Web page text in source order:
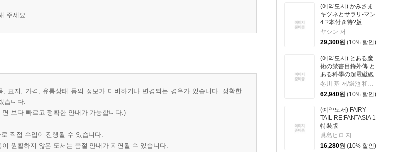
(예약도서) かみさま
キツネとサラリ-マン
4 ?本付き特?版
ヤシン 저
29,300원 (10% 할인)
(예약도서) とある魔
術の禁書目錄外傳 と
ある科學の超電磁砲
21 特裝版
62,940원 (10% 할인)
(예약도서) FAIRY
TAIL RE:FANTASIA 1
特裝版
眞島ヒロ 저
16,280원 (10% 할인)
주세요.
표지, 가격, 유통상태 등의 정보가 미비하거나 변경되는 경우가 있습니다. 정확한
습니다.
보다 빠르고 정확한 안내가 가능합니다.)
직접 수입이 진행될 수 있습니다.
원활하지 않은 도서는 품절 안내가 지연될 수 있습니다.